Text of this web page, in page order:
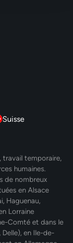
Suisse
travail temporaire,
humaines.
de nombreux
en Alsace
Haguenau,
Lorraine
Comté et dans le
en Ile-de-